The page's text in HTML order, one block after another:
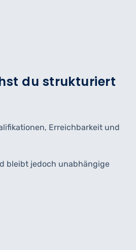
du strukturiert
Erreichbarkeit und
bleibt jedoch unabhängige